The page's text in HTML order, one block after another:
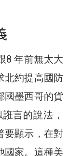
8 年前無太大
北約提高國防
國墨西哥的貨
言的說法，
要顯示，在對
國家。這種美